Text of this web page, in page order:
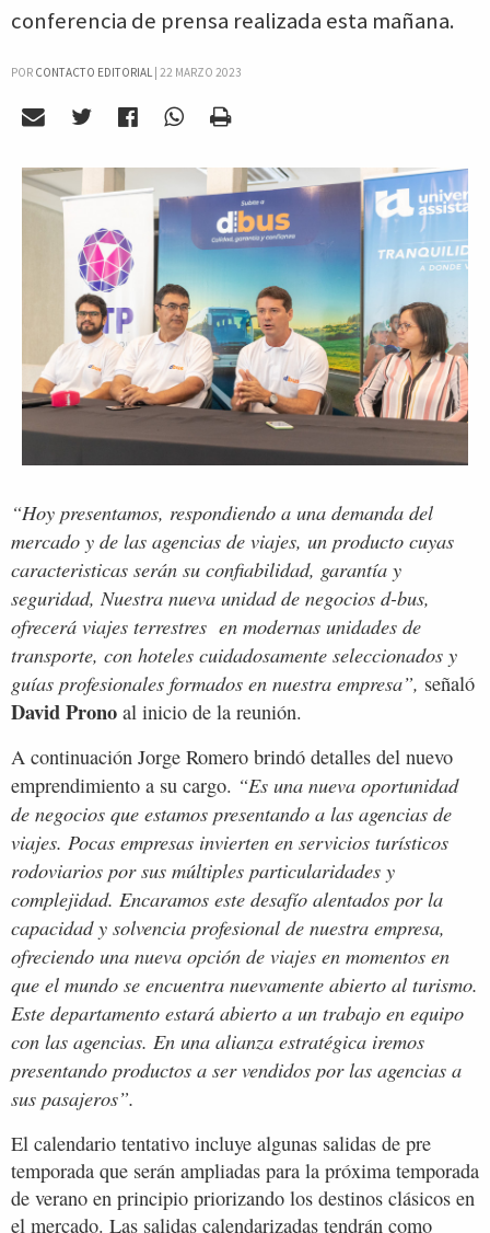
conferencia de prensa realizada esta mañana.
POR CONTACTO EDITORIAL| 22 MARZO 2023
“Hoy presentamos, respondiendo a una demanda del
mercado y de las agencias de viajes, un producto cuyas
caracteristicas serán su confiabilidad, garantía y
seguridad, Nuestra nueva unidad de negocios d-bus,
ofrecerá viajes terrestres en modernas unidades de
transporte, con hoteles cuidadosamente seleccionados y
guías profesionales formados en nuestra empresa”, señaló
David Prono al inicio de la reunión.
A continuación Jorge Romero brindó detalles del nuevo
emprendimiento a su cargo. “Es una nueva oportunidad
de negocios que estamos presentando a las agencias de
viajes. Pocas empresas invierten en servicios turísticos
rodoviarios por sus múltiples particularidades y
complejidad. Encaramos este desafío alentados por la
capacidad y solvencia profesional de nuestra empresa,
ofreciendo una nueva opción de viajes en momentos en
que el mundo se encuentra nuevamente abierto al turismo.
Este departamento estará abierto a un trabajo en equipo
con las agencias. En una alianza estratégica iremos
presentando productos a ser vendidos por las agencias a
sus pasajeros”.
El calendario tentativo incluye algunas salidas de pre
temporada que serán ampliadas para la próxima temporada
de verano en principio priorizando los destinos clásicos en
el mercado. Las salidas calendarizadas tendrán como